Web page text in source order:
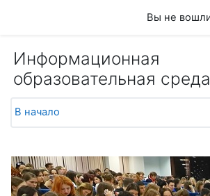
Вы не
Информационная
образовательная среда
В начало